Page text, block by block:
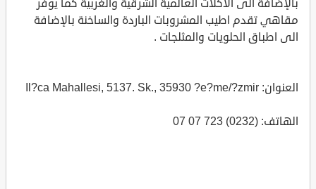
بالإضافة الى الاكلات العالمية الشرقية والغربية كما يوفر
مقاهي تقدم اطيب المشروبات الباردة والساخنة بالإضافة
الى اطباق الحلويات والمثلجات .
العنوان: Il?ca Mahallesi, 5137. Sk., 35930 ?e?me/?zmir
الهاتف: (0232) 723 07 07